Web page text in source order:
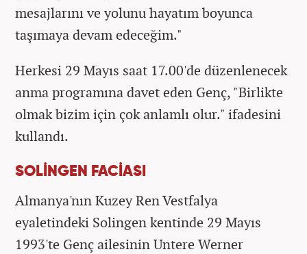
mesajlarını ve yolunu hayatım boyunca
taşımaya devam edeceğim."
Herkesi 29 Mayıs saat 17.00'de düzenlenecek
anma programına davet eden Genç, "Birlikte
olmak bizim için çok anlamlı olur." ifadesini
kullandı.
SOLİNGEN FACİASI
Almanya'nın Kuzey Ren Vestfalya
eyaletindeki Solingen kentinde 29 Mayıs
1993'te Genç ailesinin Untere Werner